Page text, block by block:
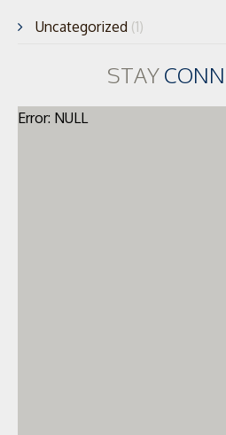
Uncategorized (1)
STAY
Error: NULL